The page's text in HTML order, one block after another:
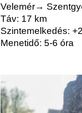
Velemér→
Táv: 17 km
Szintemelkedés:
Menetidő: 5-6 óra